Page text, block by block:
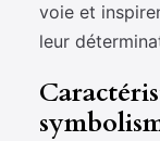
voie et
leur